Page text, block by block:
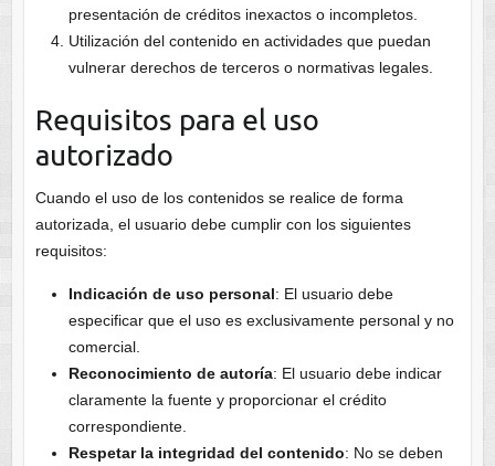
presentación de créditos inexactos o incompletos.
Utilización del contenido en actividades que puedan
vulnerar derechos de terceros o normativas legales.
Requisitos para el uso
autorizado
Cuando el uso de los contenidos se realice de forma
autorizada, el usuario debe cumplir con los siguientes
requisitos:
Indicación de uso personal: El usuario debe
especificar que el uso es exclusivamente personal y no
comercial.
Reconocimiento de autoría: El usuario debe indicar
claramente la fuente y proporcionar el crédito
correspondiente.
Respetar la integridad del contenido: No se deben